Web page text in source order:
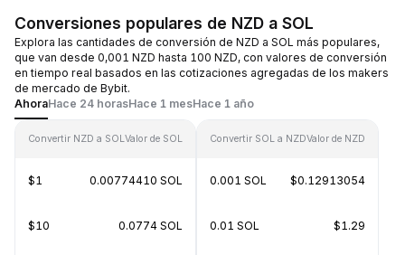
Conversiones populares de NZD a SOL
Explora las cantidades de conversión de NZD a SOL más populares,
que van desde 0,001 NZD hasta 100 NZD, con valores de conversión
en tiempo real basados en las cotizaciones agregadas de los makers
de mercado de Bybit.
AhoraHace 24 horasHace 1 mesHace 1 año
Convertir NZD a SOLValor de SOL
$1 0.00774410 SOL
$10 0.0774 SOL
Convertir SOL a NZDValor de NZD
0.001 SOL $0.12913054
0.01 SOL $1.29